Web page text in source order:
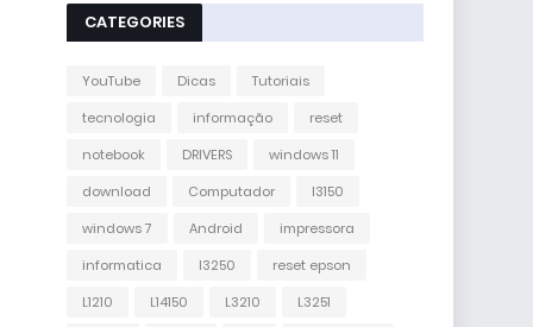
CATEGORIES
YouTube Dicas
Tutoriais
tecnologia
informação
reset
notebook
DRIVERS
windows 11
download
Computador
l3150
windows 7
Android
impressora
informatica
l3250
reset epson
L1210
L14150 L3210
L3251